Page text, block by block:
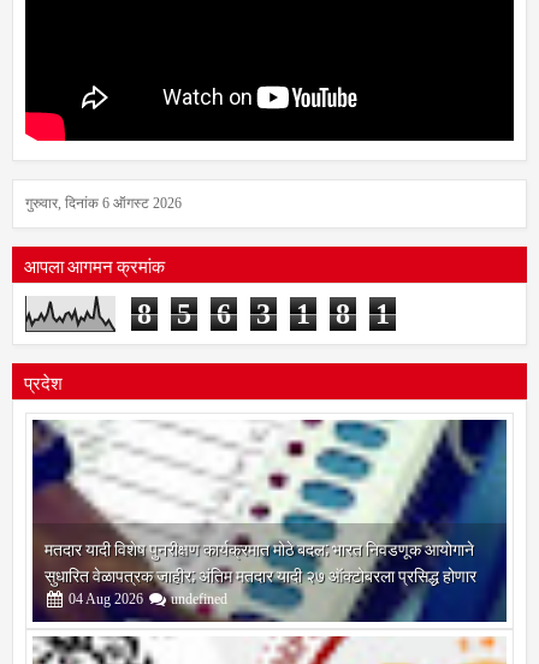
गुरुवार, दिनांक 6 ऑगस्ट 2026
आपला आगमन क्रमांक
8 5 6 3 1 8 1
प्रदेश
मतदार यादी विशेष पुनरीक्षण कार्यक्रमात मोठे बदल; भारत निवडणूक आयोगाने
सुधारित वेळापत्रक जाहीर; अंतिम मतदार यादी २७ ऑक्टोबरला प्रसिद्ध होणार
04 Aug 2026 undefined